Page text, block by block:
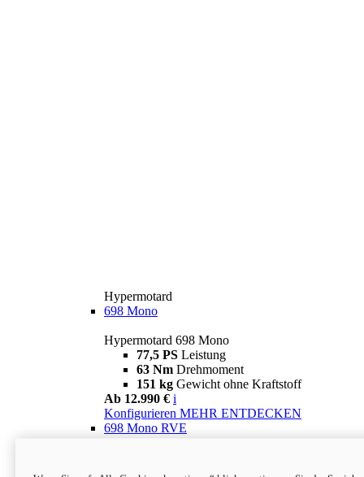
Hypermotard
698 Mono
Hypermotard 698 Mono
77,5 PS Leistung
63 Nm Drehmoment
151 kg Gewicht ohne Kraftstoff
Ab 12.990 € i
Konfigurieren MEHR ENTDECKEN
698 Mono RVE
77,5 PS
Leistung